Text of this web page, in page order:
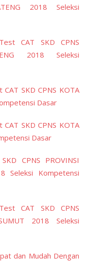
2018 Seleksi
CAT SKD CPNS
2018 Seleksi
SKD CPNS KOTA
Dasar
SKD CPNS KOTA
Dasar
CPNS PROVINSI
Seleksi Kompetensi
CAT SKD CPNS
2018 Seleksi
dan Mudah Dengan